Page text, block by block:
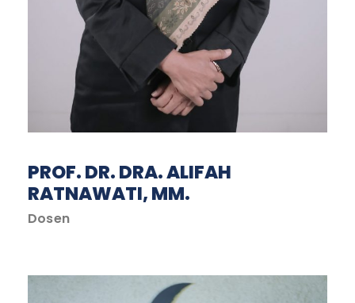
PROF. DR. DRA. ALIFAH
RATNAWATI, MM.
Dosen